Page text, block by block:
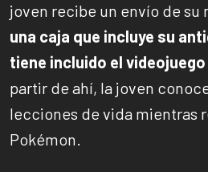
joven recibe un envío de su
una caja que incluye su
tiene incluido el videojuego
partir de ahí, la joven
lecciones de vida mientras
Pokémon.